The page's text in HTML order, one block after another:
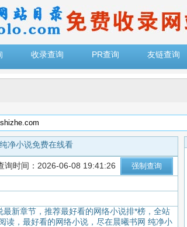
收录查询 PR查询 友链查询
净小说免费在线看
询时间：2026-06-08 19:41:26
新章节，推荐最好看的网络小说排*榜，全站
读，最好看的网络小说，尽在晨曦书网 纯净小